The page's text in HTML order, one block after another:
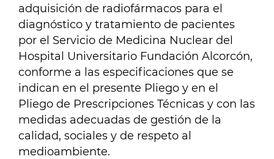
adquisición de radiofármacos para el
diagnóstico y tratamiento de pacientes
por el Servicio de Medicina Nuclear del
Hospital Universitario Fundación Alcorcón,
conforme a las especificaciones que se
indican en el presente Pliego y en el
Pliego de Prescripciones Técnicas y con las
medidas adecuadas de gestión de la
calidad, sociales y de respeto al
medioambiente.